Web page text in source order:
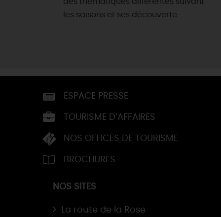
les saisons et ses découverte...
ESPACE PRESSE
TOURISME D’AFFAIRES
NOS OFFICES DE TOURISME
BROCHURES
NOS SITES
La route de la Rose